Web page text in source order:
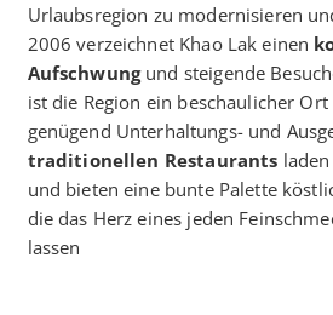
Urlaubsregion zu modernisieren
2006 verzeichnet Khao Lak einen
Aufschwungund steigende
ist die Region ein beschaulicher
genügend Unterhaltungs- und
traditionellen Restaurants
und bieten eine bunte Palette
die das Herz eines jeden
lassen